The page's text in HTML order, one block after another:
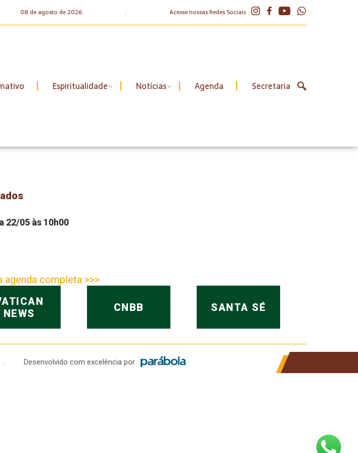
08 de agosto de 2026 . Acesse nossas Redes Sociais
Espiritualidade Notícias Agenda Secretaria
22/05 às 10h00
agenda completa >>>
NEWS
CNBB SANTA SÉ
. Desenvolvido com excelência por